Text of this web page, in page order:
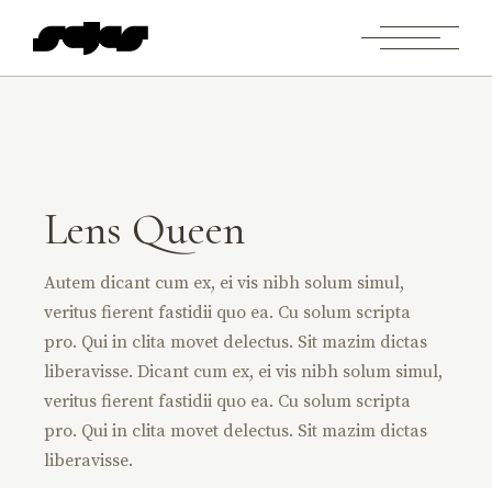
Lens Queen
Autem dicant cum ex, ei vis nibh solum simul,
veritus fierent fastidii quo ea. Cu solum scripta
pro. Qui in clita movet delectus. Sit mazim dictas
liberavisse. Dicant cum ex, ei vis nibh solum simul,
veritus fierent fastidii quo ea. Cu solum scripta
pro. Qui in clita movet delectus. Sit mazim dictas
liberavisse.